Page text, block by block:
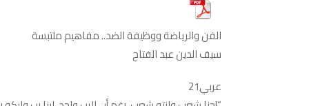
الفن والرياضة ووظيفة الضد.. مفاهيم ملتبسة
سيف الدين عبد الفتاح
عربي21